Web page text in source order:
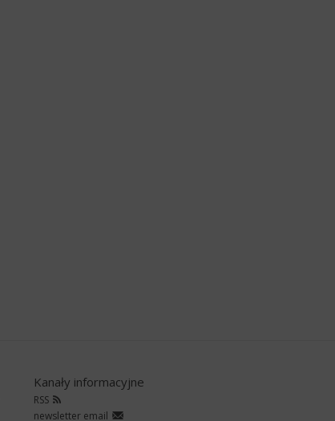
Kanały informacyjne
RSS
newsletter email